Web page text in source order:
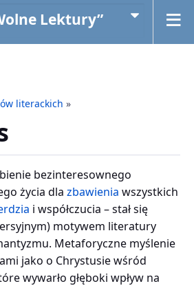
Lektury”
literackich »
bezinteresownego
życia dla zbawienia wszystkich
i współczucia – stał się
motywem literatury
Metaforyczne myślenie
jako o Chrystusie wśród
wywarło głęboki wpływ na